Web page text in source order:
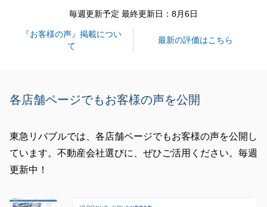
ださいませ。
今後とも東急リバブルをご愛顧の程、宜しくお願い致
閉じる
毎週更新予定 最終更新日：8月6日
『お客様の声』掲載につい
て
最新の評価はこちら
各店舗ページでもお客様の声を公開
東急リバブルでは、各店舗ページでもお客様の声を公開し
ています。不動産会社選びに、ぜひご活用ください。毎週
更新中！